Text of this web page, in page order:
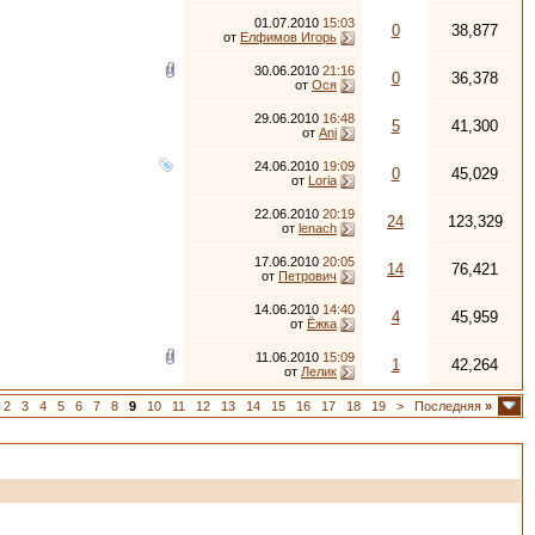
01.07.2010 15:03
от Елфимов Игорь 0 38,877
30.06.2010 21:16
от Ося 0 36,378
29.06.2010 16:48
от Anj 5 41,300
24.06.2010 19:09
от Loria 0 45,029
22.06.2010 20:19
от lenach 24 123,329
17.06.2010 20:05
от Петрович 14 76,421
14.06.2010 14:40
от Ёжка 4 45,959
11.06.2010 15:09
от Лелик 1 42,264
2 3 4 5 6 7 8 9 10 11 12 13 14 15 16 17 18 19 > Последняя »